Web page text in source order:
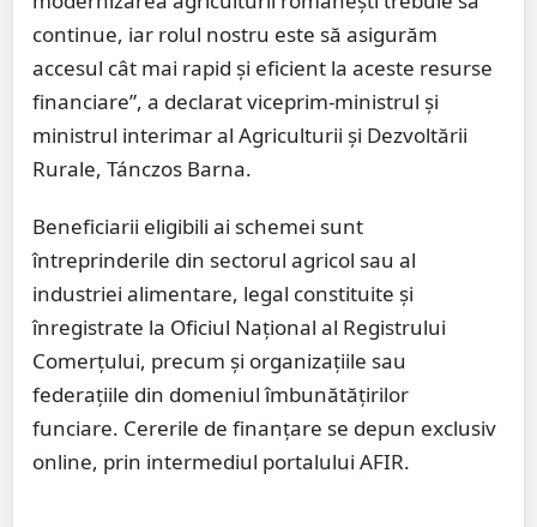
continue, iar rolul nostru este să asigurăm
accesul cât mai rapid și eficient la aceste resurse
financiare”, a declarat viceprim-ministrul și
ministrul interimar al Agriculturii și Dezvoltării
Rurale, Tánczos Barna.
Beneficiarii eligibili ai schemei sunt
întreprinderile din sectorul agricol sau al
industriei alimentare, legal constituite și
înregistrate la Oficiul Național al Registrului
Comerțului, precum și organizațiile sau
federațiile din domeniul îmbunătățirilor
funciare. Cererile de finanțare se depun exclusiv
online, prin intermediul portalului AFIR.